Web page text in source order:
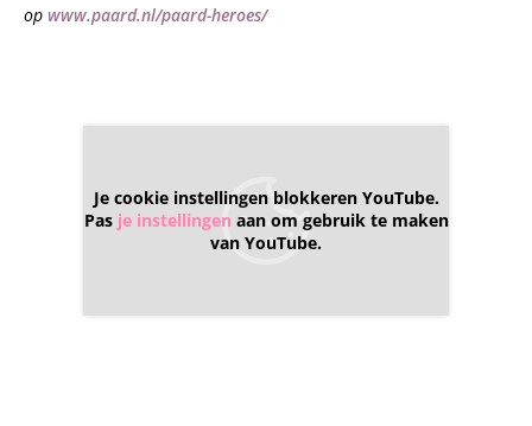
op www.paard.nl/paard-heroes/
Je cookie instellingen blokkeren YouTube.
Pas je instellingen aan om gebruik te maken
van YouTube.